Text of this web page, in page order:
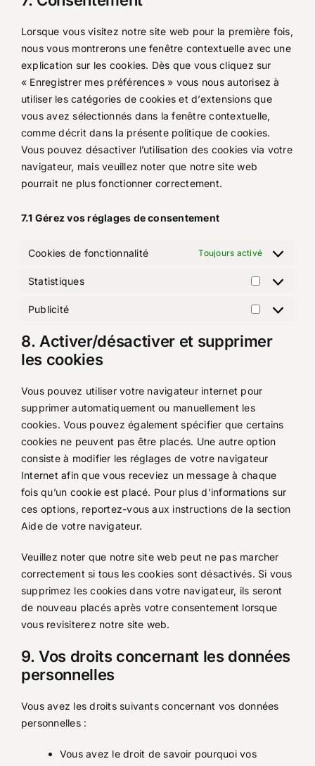
divers
Lorsque vous visitez notre site web pour la première fois,
nous vous montrerons une fenêtre contextuelle avec une
explication sur les cookies. Dès que vous cliquez sur
« Enregistrer mes préférences » vous nous autorisez à
utiliser les catégories de cookies et d’extensions que
vous avez sélectionnés dans la fenêtre contextuelle,
comme décrit dans la présente politique de cookies.
Vous pouvez désactiver l’utilisation des cookies via votre
navigateur, mais veuillez noter que notre site web
pourrait ne plus fonctionner correctement.
7.1 Gérez vos réglages de consentement
Cookies de fonctionnalité Toujours activé
Statistiques
Publicité
Publicité
8. Activer/désactiver et supprimer
les cookies
Vous pouvez utiliser votre navigateur internet pour
supprimer automatiquement ou manuellement les
cookies. Vous pouvez également spécifier que certains
cookies ne peuvent pas être placés. Une autre option
consiste à modifier les réglages de votre navigateur
Internet afin que vous receviez un message à chaque
fois qu’un cookie est placé. Pour plus d’informations sur
ces options, reportez-vous aux instructions de la section
Aide de votre navigateur.
Veuillez noter que notre site web peut ne pas marcher
correctement si tous les cookies sont désactivés. Si vous
supprimez les cookies dans votre navigateur, ils seront
de nouveau placés après votre consentement lorsque
vous revisiterez notre site web.
9. Vos droits concernant les données
personnelles
Vous avez les droits suivants concernant vos données
personnelles :
Vous avez le droit de savoir pourquoi vos